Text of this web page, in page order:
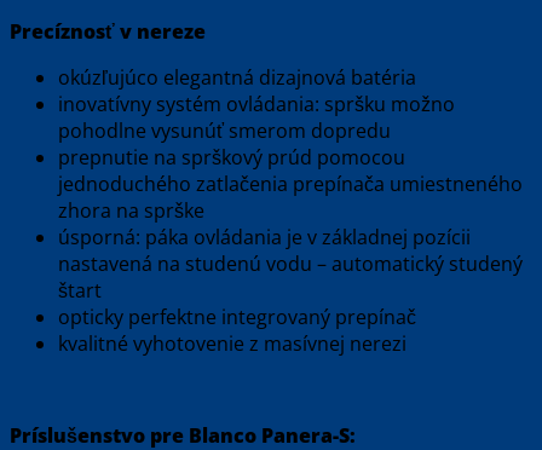
Precíznosť v nereze
okúzľujúco elegantná dizajnová batéria
inovatívny systém ovládania: spršku možno
pohodlne vysunúť smerom dopredu
prepnutie na sprškový prúd pomocou
jednoduchého zatlačenia prepínača umiestneného
zhora na sprške
úsporná: páka ovládania je v základnej pozícii
nastavená na studenú vodu – automatický studený
štart
opticky perfektne integrovaný prepínač
kvalitné vyhotovenie z masívnej nerezi
Príslušenstvo pre Blanco Panera-S: